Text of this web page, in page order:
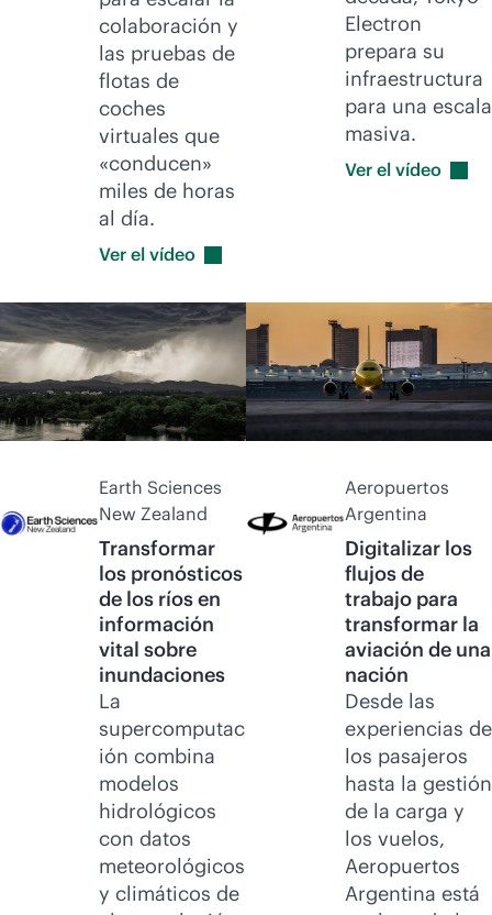
colaboración y
las pruebas de
flotas de
coches
virtuales que
«conducen»
miles de horas
al día.
Ver el vídeo
Electron
prepara su
infraestructura
para una escala
masiva.
Ver el vídeo
Earth Sciences
New Zealand
Transformar
los pronósticos
de los ríos en
información
vital sobre
inundaciones
La
supercomputac
ión combina
modelos
hidrológicos
con datos
meteorológicos
y climáticos de
Aeropuertos
Argentina
Digitalizar los
flujos de
trabajo para
transformar la
aviación de una
nación
Desde las
experiencias de
los pasajeros
hasta la gestión
de la carga y
los vuelos,
Aeropuertos
Argentina está